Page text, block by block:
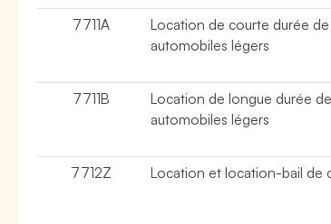
7711A
Location de courte durée
automobiles légers
7711B
Location de longue durée
automobiles légers
7712Z
Location et location-bail de